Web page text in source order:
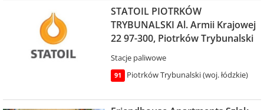
STATOIL PIOTRKÓW
TRYBUNALSKI Al. Armii Krajowej
22 97-300, Piotrków Trybunalski
Stacje paliwowe
91 Piotrków Trybunalski (woj. łódzkie)